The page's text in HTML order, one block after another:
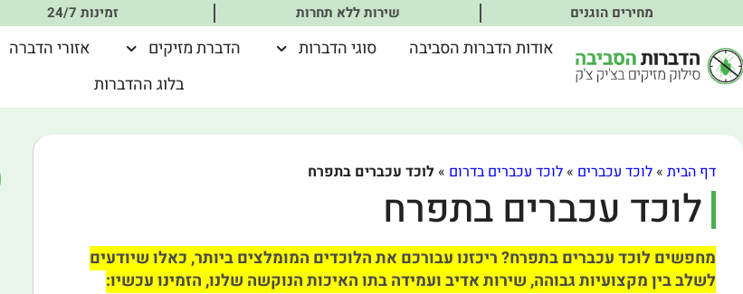
מחירים הוגנים שירות ללא תחרות זמינות 24/7
אודות הדברות הסביבה סוגי הדברות הדברת מזיקים אזורי הדברה
בלוג ההדברות
דף הבית »לוכד עכברים »לוכד עכברים בדרום »לוכד עכברים בתפרח
לוכד עכברים בתפרח
מחפשים לוכד עכברים בתפרח? ריכזנו עבורכם את הלוכדים המומלצים ביותר, כאלו שיודעים
לשלב בין מקצועיות גבוהה, שירות אדיב ועמידה בתו האיכות הנוקשה שלנו, הזמינו עכשיו: